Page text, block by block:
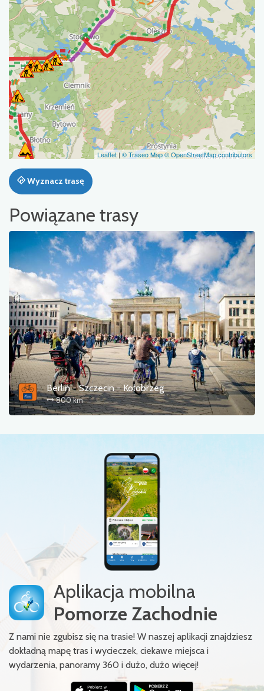
Leaflet |© Traseo Map© OpenStreetMap contributors
Wyznacz trasę
Powiązane trasy
Berlin - Szczecin - Kołobrzeg
800 km
Aplikacja mobilna
Pomorze Zachodnie
Z nami nie zgubisz się na trasie! W naszej aplikacji znajdziesz
dokładną mapę tras i wycieczek, ciekawe miejsca i
wydarzenia, panoramy 360 i dużo, dużo więcej!